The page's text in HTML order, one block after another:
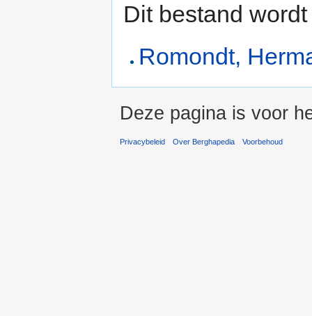
Dit bestand
Romondt,
Deze pagina is voor
Privacybeleid Over Berghapedia Voorbehoud